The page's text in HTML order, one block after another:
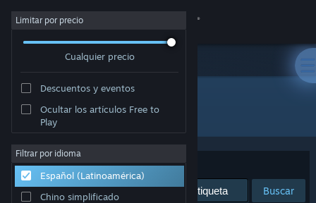
Iniciar sesión
Acerca de
Soporte
Limitar por precio
Cualquier precio
Descuentos y eventos
Ocultar los artículos Free to
Play
Filtrar por idioma
Español (Latinoamérica)
Chino simplificado
Editor: Laud Publishing
Ordenar por Relevancia
Buscar